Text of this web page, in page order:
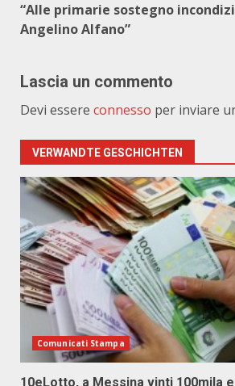
“Alle primarie sostegno
Angelino Alfano”
Lascia un commento
Devi essere connesso per inviare
VERWANDTE GESCHICHTEN
Comunicati Stampa
10eLotto, a Messina vinti 100mila